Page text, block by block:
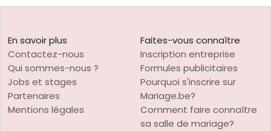
En savoir plus
Contactez-nous
Qui sommes-nous ?
Jobs et stages
Partenaires
Mentions légales
Faites-vous connaître
Inscription entreprise
Formules publicitaires
Pourquoi s'inscrire sur
Mariage.be?
Comment faire connaître
sa salle de mariage?